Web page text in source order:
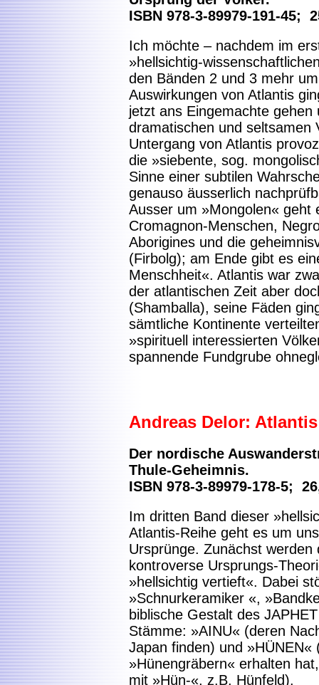
ISBN 978-3-89979-191-45;
Ich möchte – nachdem im
»hellsichtig-
den Bänden 2 und 3 mehr
Auswirkungen von Atlantis
jetzt ans Eingemachte
dramatischen und seltsamen
Untergang von Atlantis
die »siebente, sog.
Sinne einer subtilen
genauso äusserlich
Ausser um »Mongolen« geht
Cromagnon-Menschen,
Aborigines und die
(Firbolg); am Ende gibt es
Menschheit«. Atlantis war
der atlantischen Zeit aber
(Shamballa), seine Fäden
sämtliche Kontinente
»spirituell interessierten
spannende Fundgrube
Andreas Delor:
Der nordische
Thule-Geheimnis.
ISBN 978-3-89979-178-5;
Im dritten Band dieser
Atlantis-Reihe geht es um
Ursprünge. Zunächst
kontroverse Ursprungs-
»hellsichtig vertieft«. Dabei
»Schnurkeramiker «,
biblische Gestalt des
Stämme: »AINU« (deren
Japan finden) und
»Hünengräbern« erhalten
mit »Hün-«, z.B. Hünfeld).